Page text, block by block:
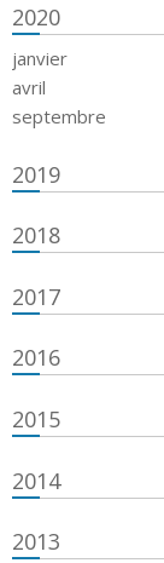
2020
janvier
avril
septembre
2019
2018
2017
2016
2015
2014
2013